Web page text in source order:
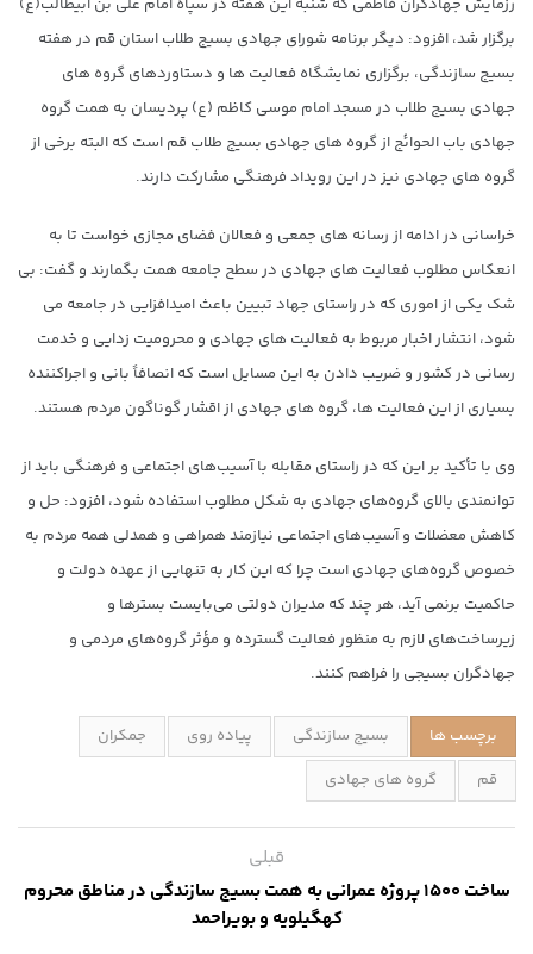
برگزار شد، افزود: دیگر برنامه شورای جهادی بسیج طلاب استان قم در هفته
بسیج سازندگی، برگزاری نمایشگاه فعالیت ها و دستاوردهای گروه های
جهادی بسیج طلاب در مسجد امام موسی کاظم (ع) پردیسان به همت گروه
جهادی باب الحوائج از گروه های جهادی بسیج طلاب قم است که البته برخی از
گروه های جهادی نیز در این رویداد فرهنگی مشارکت دارند.
خراسانی در ادامه از رسانه های جمعی و فعالان فضای مجازی خواست تا به
انعکاس مطلوب فعالیت های جهادی در سطح جامعه همت بگمارند و گفت: بی
شک یکی از اموری که در راستای جهاد تبیین باعث امیدافزایی در جامعه می
شود، انتشار اخبار مربوط به فعالیت های جهادی و محرومیت زدایی و خدمت
رسانی در کشور و ضریب دادن به این مسایل است که انصافاً بانی و اجراکننده
بسیاری از این فعالیت ها، گروه های جهادی از اقشار گوناگون مردم هستند.
وی با تأکید بر این که در راستای مقابله با آسیب‌های اجتماعی و فرهنگی باید از
توانمندی بالای گروه‌های جهادی به شکل مطلوب استفاده شود، افزود: حل و
کاهش معضلات و آسیب‌های اجتماعی نیازمند همراهی و همدلی همه مردم به
خصوص گروه‌های جهادی است چرا که این کار به تنهایی از عهده دولت و
حاکمیت برنمی آید، هر چند که مدیران دولتی می‌بایست بسترها و
زیرساخت‌های لازم به منظور فعالیت گسترده و مؤثر گروه‌های مردمی و
جهادگران بسیجی را فراهم کنند.
برچسب ها بسیج سازندگی پیاده روی
جمکران
قم
گروه های جهادی
قبلی
ساخت ۱۵۰۰ پروژه عمرانی به همت بسیج سازندگی در مناطق محروم
کهگیلویه و بویراحمد